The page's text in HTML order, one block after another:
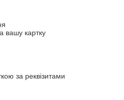
вашу картку
за реквізитами